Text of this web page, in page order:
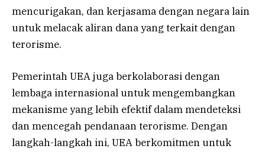
mencurigakan, dan kerjasama dengan negara lain
untuk melacak aliran dana yang terkait dengan
terorisme.
Pemerintah UEA juga berkolaborasi dengan
lembaga internasional untuk mengembangkan
mekanisme yang lebih efektif dalam mendeteksi
dan mencegah pendanaan terorisme. Dengan
langkah-langkah ini, UEA berkomitmen untuk